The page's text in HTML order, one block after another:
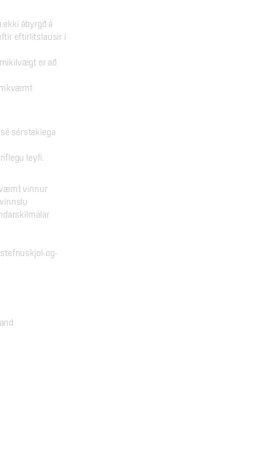
ábyrgð á
eftirlitslausir í
er að
sérstaklega
leyfi.
vinnur
og-